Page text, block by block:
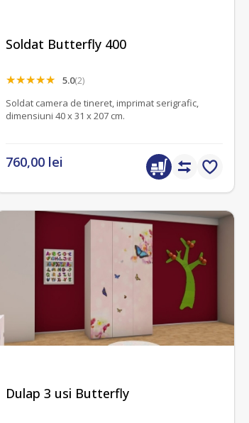
Soldat Butterfly 400
5.0(2)
Soldat camera de tineret, imprimat serigrafic,
dimensiuni 40 x 31 x 207 cm.
760,00 lei
Dulap 3 usi Butterfly